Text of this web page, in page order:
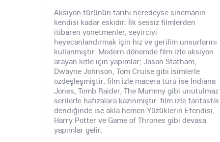
Aksiyon türünün tarihi neredeyse sinemanın
kendisi kadar eskidir. İlk sessiz filmlerden
itibaren yönetmenler, seyirciyi
heyecanlandırmak için hız ve gerilim unsurlarını
kullanmıştır. Modern dönemde film izle aksiyon
arayan kitle için yapımlar; Jason Statham,
Dwayne Johnson, Tom Cruise gibi isimlerle
özdeşleşmiştir. film izle macera türü ise Indiana
Jones, Tomb Raider, The Mummy gibi unutulmaz
serilerle hafızalara kazınmıştır. film izle fantastik
dendiğinde ise akla hemen Yüzüklerin Efendisi,
Harry Potter ve Game of Thrones gibi devasa
yapımlar gelir.